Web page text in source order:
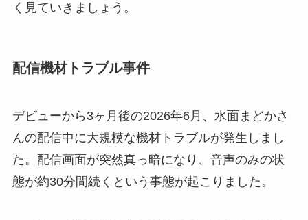
く見ていきましょう。
配信機材トラブル事件
デビューから3ヶ月後の2026年6月、水面まどかさ
んの配信中に大規模な機材トラブルが発生しまし
た。配信画面が突然真っ暗になり、音声のみの状
態が約30分間続くという事態が起こりました。